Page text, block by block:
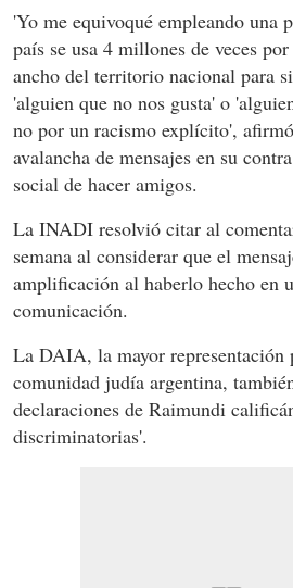
'Yo me equivoqué empleando una
país se usa 4 millones de veces
ancho del territorio nacional para
'alguien que no nos gusta' o
no por un racismo explícito',
avalancha de mensajes en su
social de hacer amigos.
La INADI resolvió citar al
semana al considerar que el
amplificación al haberlo hecho en
comunicación.
La DAIA, la mayor representación
comunidad judía argentina,
declaraciones de Raimundi
discriminatorias'.